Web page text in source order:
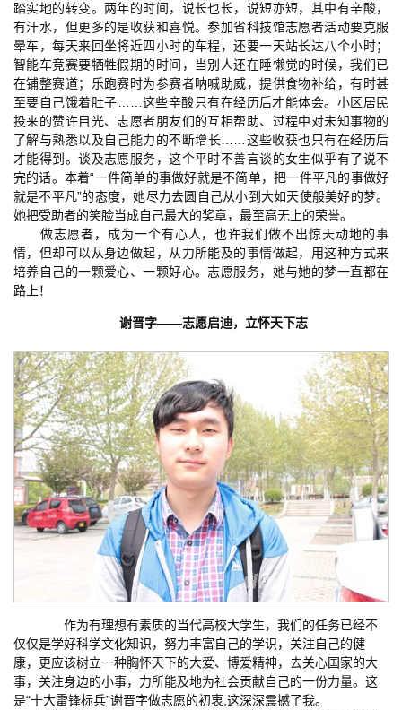
踏实地的转变。两年的时间，说长也长，说短亦短，其中有辛酸，
有汗水，但更多的是收获和喜悦。参加省科技馆志愿者活动要克服
晕车，每天来回坐将近四小时的车程，还要一天站长达八个小时；
智能车竞赛要牺牲假期的时间，当别人还在睡懒觉的时候，我们已
在铺整赛道；乐跑赛时为参赛者呐喊助威，提供食物补给，有时甚
至要自己饿着肚子……这些辛酸只有在经历后才能体会。小区居民
投来的赞许目光、志愿者朋友们的互相帮助、过程中对未知事物的
了解与熟悉以及自己能力的不断增长……这些收获也只有在经历后
才能得到。谈及志愿服务，这个平时不善言谈的女生似乎有了说不
完的话。本着“一件简单的事做好就是不简单，把一件平凡的事做好
就是不平凡”的态度，她尽力去圆自己从小到大如天使般美好的梦。
她把受助者的笑脸当成自己最大的奖章，最至高无上的荣誉。
做志愿者，成为一个有心人，也许我们做不出惊天动地的事
情，但却可以从身边做起，从力所能及的事情做起，用这种方式来
培养自己的一颗爱心、一颗好心。志愿服务，她与她的梦一直都在
路上！
谢晋字——志愿启迪，立怀天下志
作为有理想有素质的当代高校大学生，我们的任务已经不
仅仅是学好科学文化知识，努力丰富自己的学识，关注自己的健
康，更应该树立一种胸怀天下的大爱、博爱精神，去关心国家的大
事，关注身边的小事，力所能及地为社会贡献自己的一份力量。这
是“十大雷锋标兵”谢晋字做志愿的初衷,这深深震撼了我。